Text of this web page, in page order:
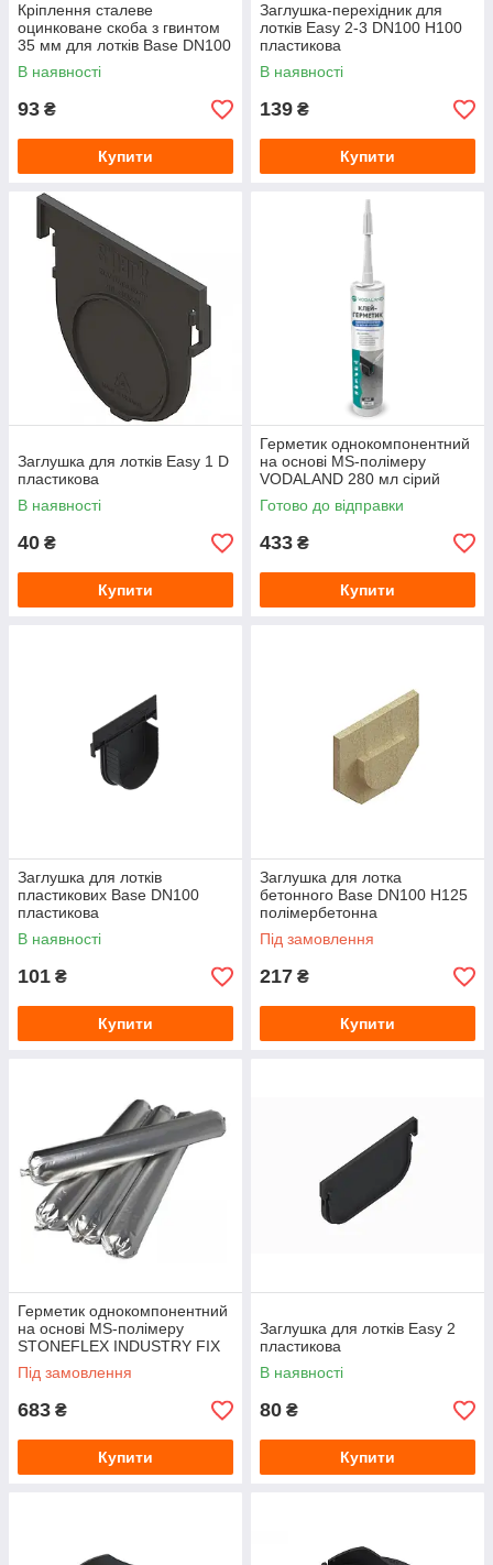
Кріплення сталеве
оцинковане скоба з гвинтом
35 мм для лотків Base DN100
В наявності
93 ₴
Купити
Заглушка-перехідник для
лотків Easy 2-3 DN100 H100
пластикова
В наявності
139 ₴
Купити
Заглушка для лотків Easy 1 D
пластикова
В наявності
40 ₴
Купити
Герметик однокомпонентний
на основі MS-полімеру
VODALAND 280 мл сірий
Готово до відправки
433 ₴
Купити
Заглушка для лотків
пластикових Base DN100
пластикова
В наявності
101 ₴
Купити
Заглушка для лотка
бетонного Base DN100 Н125
полімербетонна
Під замовлення
217 ₴
Купити
Герметик однокомпонентний
на основі MS-полімеру
STONEFLEX INDUSTRY FIX
Panels 600 мл чорний
Під замовлення
683 ₴
Купити
Заглушка для лотків Easy 2
пластикова
В наявності
80 ₴
Купити